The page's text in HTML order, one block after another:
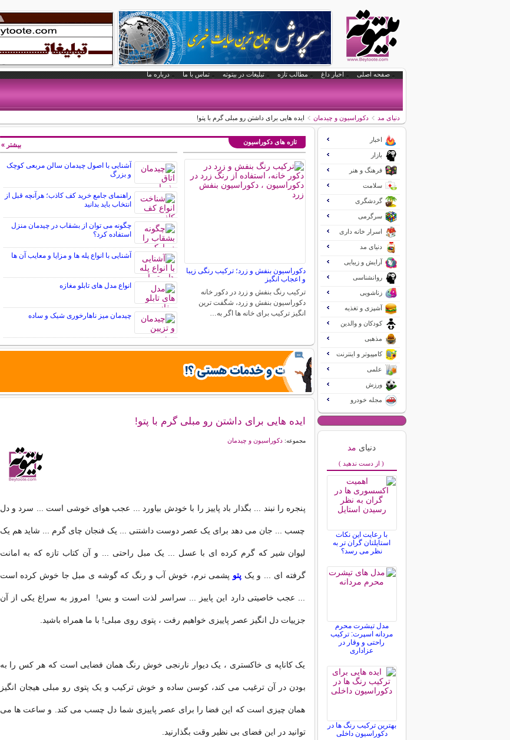
صفحه اصلی اخبار داغ مطالب تازه تبلیغات در بیتوته تماس با ما درباره ما
دنیای مد دکوراسیون و چیدمان ایده هایی برای داشتن رو مبلی گرم با پتو!
تازه های دکوراسیون
دکوراسیون بنفش و زرد؛ ترکیب رنگی زیبا
و اعجاب انگیز
ترکیب رنگ بنفش و زرد در دکور خانه
دکوراسیون بنفش و زرد، شگفت ترین
انگیز ترکیب برای خانه ها اگر به…
آشنایی با اصول چیدمان سالن مربعی کوچک
و بزرگ
راهنمای جامع خرید کف کاذب؛ هرآنچه قبل از
انتخاب باید بدانید
چگونه می توان از بشقاب در چیدمان منزل
استفاده کرد؟
آشنایی با انواع پله ها و مزایا و معایب آن ها
انواع مدل های تابلو مغازه
چیدمان میز ناهارخوری شیک و ساده
بیشتر »
ایده هایی برای داشتن رو مبلی گرم با پتو!
مجموعه:دکوراسیون و چیدمان
پنجره را نبند ... بگذار باد پاییز را با خودش بیاورد ... عجب هوای خوشی است ... سرد و دل
چسب ... جان می دهد برای یک عصر دوست داشتنی ... یک فنجان چای گرم ... شاید هم یک
لیوان شیر که گرم کرده ای با عسل ... یک مبل راحتی ... و آن کتاب تازه که به امانت
گرفته ای ... و یک پتو پشمی نرم، خوش آب و رنگ که گوشه ی مبل جا خوش کرده است
... عجب خاصیتی دارد این پاییز ... سراسر لذت است و بس! امروز به سراغ یکی از آن
جزییات دل انگیز عصر پاییزی خواهیم رفت ، پتوی روی مبلی! با ما همراه باشید.
یک کاناپه ی خاکستری ، یک دیوار نارنجی خوش رنگ همان فضایی است که هر کس را به
بودن در آن ترغیب می کند، کوسن ساده و خوش ترکیب و یک پتوی رو مبلی هیجان انگیز
همان چیزی است که این فضا را برای عصر پاییزی شما دل چسب می کند. و ساعت ها می
توانید در این فضای بی نظیر وقت بگذارنید.
اخبار
بازار
فرهنگ و هنر
سلامت
گردشگری
سرگرمی
اسرار خانه داری
دنیای مد
آرایش و زیبایی
روانشناسی
زناشویی
آشپزی و تغذیه
کودکان و والدین
مذهبی
کامپیوتر و اینترنت
علمی
ورزش
مجله خودرو
دنیای مد
( از دست ندهید )
با رعایت این نکات
استایلتان گران تر به
نظر می رسد؟
مدل تیشرت محرم
مردانه اسپرت: ترکیب
راحتی و وقار در
عزاداری
بهترین ترکیب رنگ ها در
دکوراسیون داخلی